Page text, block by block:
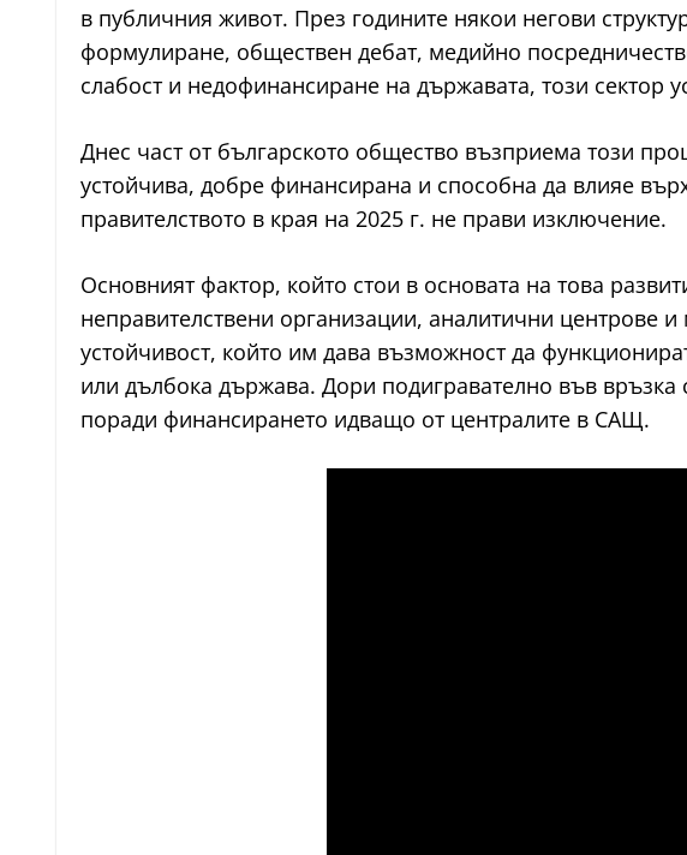
в публичния живот. През годините някои негови
формулиране, обществен дебат, медийно
слабост и недофинансиране на държавата, този сектор
Днес част от българското общество възприема този
устойчива, добре финансирана и способна да влияе
правителството в края на 2025 г. не прави изключение.
Основният фактор, който стои в основата на това
неправителствени организации, аналитични центрове
устойчивост, който им дава възможност да
или дълбока държава. Дори подигравателно във връзка
поради финансирането идващо от централите в САЩ.